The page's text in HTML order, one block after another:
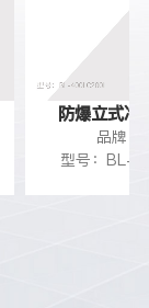
防爆立式冷
品牌：
型号：BL-